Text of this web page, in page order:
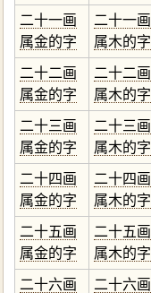
二十一画
属金的字
二十一画
属木的字
二十二画
属金的字
二十二画
属木的字
二十三画
属金的字
二十三画
属木的字
二十四画
属金的字
二十四画
属木的字
二十五画
属金的字
二十五画
属木的字
二十六画
二十六画